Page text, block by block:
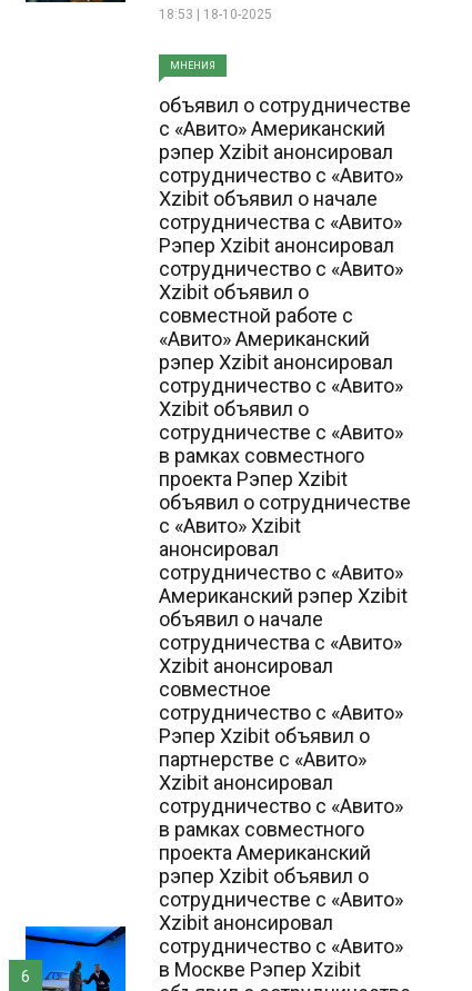
18:53 | 18-10-2025
МНЕНИЯ
объявил о сотрудничестве
с «Авито» Американский
рэпер Xzibit анонсировал
сотрудничество с «Авито»
Xzibit объявил о начале
сотрудничества с «Авито»
Рэпер Xzibit анонсировал
сотрудничество с «Авито»
Xzibit объявил о
совместной работе с
«Авито» Американский
рэпер Xzibit анонсировал
сотрудничество с «Авито»
Xzibit объявил о
сотрудничестве с «Авито»
в рамках совместного
проекта Рэпер Xzibit
объявил о сотрудничестве
с «Авито» Xzibit
анонсировал
сотрудничество с «Авито»
Американский рэпер Xzibit
объявил о начале
сотрудничества с «Авито»
Xzibit анонсировал
совместное
сотрудничество с «Авито»
Рэпер Xzibit объявил о
партнерстве с «Авито»
Xzibit анонсировал
сотрудничество с «Авито»
в рамках совместного
проекта Американский
рэпер Xzibit объявил о
сотрудничестве с «Авито»
Xzibit анонсировал
сотрудничество с «Авито»
в Москве Рэпер Xzibit
6